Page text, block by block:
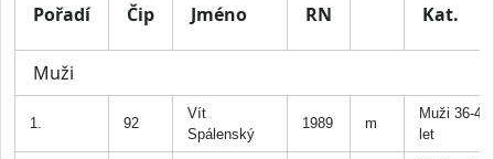
Pořadí Čip Jméno RN Kat.
Muži
1. 92
Vít
Spálenský
1989 m
Muži 36-45
let